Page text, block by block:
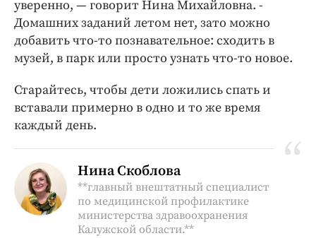
уверенно, — говорит Нина Михайловна. -
Домашних заданий летом нет, зато можно
добавить что-то познавательное: сходить в
музей, в парк или просто узнать что-то новое.
Старайтесь, чтобы дети ложились спать и
вставали примерно в одно и то же время
каждый день.
Нина Скоблова
**главный внештатный специалист
по медицинской профилактике
министерства здравоохранения
Калужской области.**